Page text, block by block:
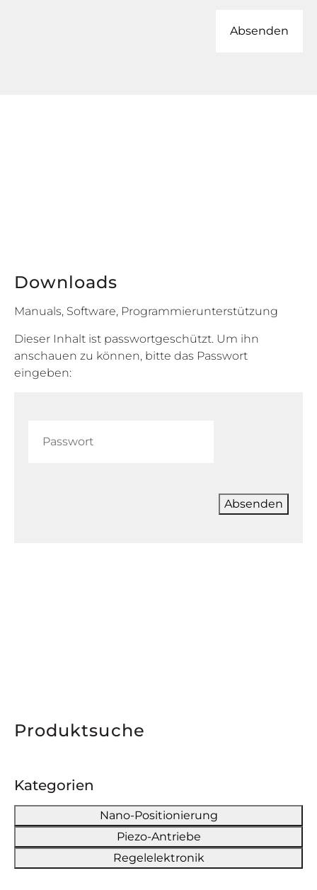
Downloads
Manuals, Software, Programmierunterstützung
Dieser Inhalt ist passwortgeschützt. Um ihn
anschauen zu können, bitte das Passwort
eingeben:
Absenden
Produktsuche
Kategorien
Nano-Positionierung
Piezo-Antriebe
Regelelektronik